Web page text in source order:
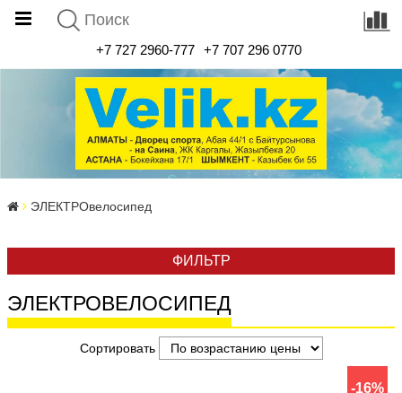
+7 727 2960-777 +7 707 296 0770
ЭЛЕКТРОвелосипед
ФИЛЬТР
ЭЛЕКТРОВЕЛОСИПЕД
Сортировать
-16%